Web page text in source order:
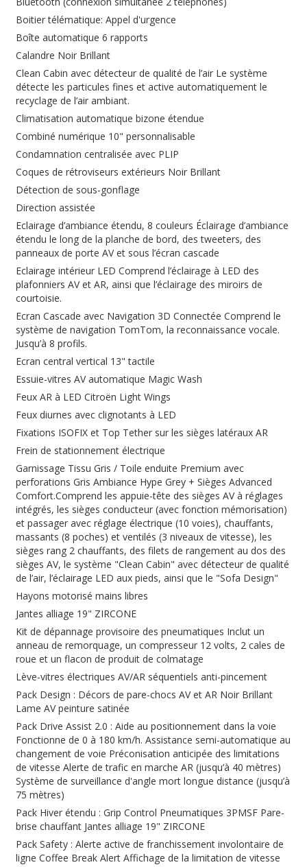
Boitier télématique: Appel d'urgence
Boîte automatique 6 rapports
Calandre Noir Brillant
Clean Cabin avec détecteur de qualité de l’air Le système
détecte les particules fines et active automatiquement le
recyclage de l’air ambiant.
Climatisation automatique bizone étendue
Combiné numérique 10" personnalisable
Condamnation centralisée avec PLIP
Coques de rétroviseurs extérieurs Noir Brillant
Détection de sous-gonflage
Direction assistée
Eclairage d’ambiance étendu, 8 couleurs Éclairage d’ambiance
étendu le long de la planche de bord, des tweeters, des
panneaux de porte AV et sous l’écran cascade
Eclairage intérieur LED Comprend l’éclairage à LED des
plafonniers AV et AR, ainsi que l’éclairage des miroirs de
courtoisie.
Ecran Cascade avec Navigation 3D Connectée Comprend le
système de navigation TomTom, la reconnaissance vocale.
Jusqu’à 8 profils.
Ecran central vertical 13" tactile
Essuie-vitres AV automatique Magic Wash
Feux AR à LED Citroën Light Wings
Feux diurnes avec clignotants à LED
Fixations ISOFIX et Top Tether sur les sièges latéraux AR
Frein de stationnement électrique
Garnissage Tissu Gris / Toile enduite Premium avec
perforations Gris Ambiance Hype Grey + Sièges Advanced
Comfort.Comprend les appuie-tête des sièges AV à réglages
intégrés, les sièges conducteur (avec fonction mémorisation)
et passager avec réglage électrique (10 voies), chauffants,
massants (8 poches) et ventilés (3 niveaux de vitesse), les
sièges rang 2 chauffants, des filets de rangement au dos des
sièges AV, le système "Clean Cabin" avec détecteur de qualité
de l’air, l’éclairage LED aux pieds, ainsi que le "Sofa Design"
Hayons motorisé mains libres
Jantes alliage 19" ZIRCONE
Kit de dépannage provisoire des pneumatiques Inclut un
anneau de remorquage, un compresseur 12 volts, 2 cales de
roue et un flacon de produit de colmatage
Lève-vitres électriques AV/AR séquentiels anti-pincement
Pack Design : Décors de pare-chocs AV et AR Noir Brillant
Lame AV peinture satinée
Pack Drive Assist 2.0 : Aide au positionnement dans la voie
Fonctionne de 0 à 180 km/h. Assistance semi-automatique au
changement de voie Préconisation anticipée des limitations
de vitesse Alerte de trafic en marche AR (jusqu’à 40 mètres)
Système de surveillance d'angle mort longue distance (jusqu’à
75 mètres)
Pack Hiver étendu : Grip Control Pneumatiques 3PMSF Pare-
brise chauffant Jantes alliage 19" ZIRCONE
Pack Safety : Alerte active de franchissement involontaire de
ligne Coffee Break Alert Affichage de la limitation de vitesse